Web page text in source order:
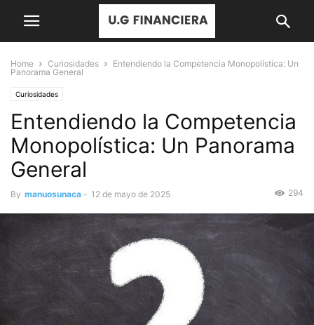
Home Curiosidades
Entendiendo la Competencia Monopolística: Un
Panorama General
Curiosidades
Entendiendo la Competencia
Monopolística: Un Panorama
General
By manuosunaca - 12 de mayo de 2025 294